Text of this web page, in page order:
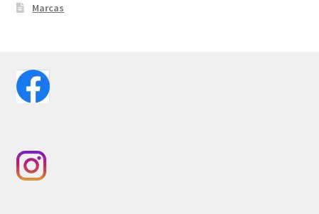
Marcas